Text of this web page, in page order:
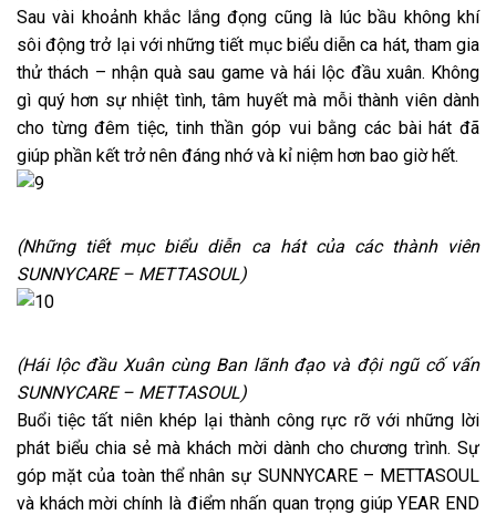
Sau vài khoảnh khắc lắng đọng cũng là lúc bầu không khí
sôi động trở lại với những tiết mục biểu diễn ca hát, tham gia
thử thách – nhận quà sau game và hái lộc đầu xuân. Không
gì quý hơn sự nhiệt tình, tâm huyết mà mỗi thành viên dành
cho từng đêm tiệc, tinh thần góp vui bằng các bài hát đã
giúp phần kết trở nên đáng nhớ và kỉ niệm hơn bao giờ hết.
(Những tiết mục biểu diễn ca hát của các thành viên
SUNNYCARE – METTASOUL)
(Hái lộc đầu Xuân cùng Ban lãnh đạo và đội ngũ cố vấn
SUNNYCARE – METTASOUL)
Buổi tiệc tất niên khép lại thành công rực rỡ với những lời
phát biểu chia sẻ mà khách mời dành cho chương trình. Sự
góp mặt của toàn thể nhân sự SUNNYCARE – METTASOUL
và khách mời chính là điểm nhấn quan trọng giúp YEAR END